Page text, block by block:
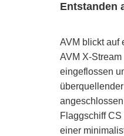
Entstanden
AVM blickt auf
AVM X-
eingeflossen
Flaggschiff
einer